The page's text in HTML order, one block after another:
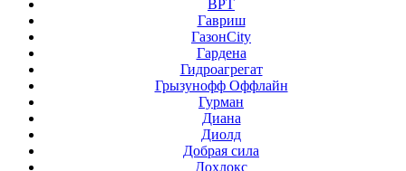
ВРТ
Гавриш
ГазонCity
Гардена
Гидроагрегат
Грызунофф Оффлайн
Гурман
Диана
Диолд
Добрая сила
Дохлокс